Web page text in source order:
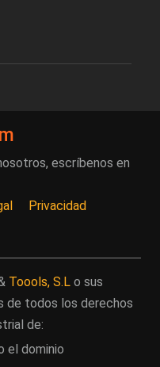
escríbenos en
Privacidad
Toools, S.L o sus
de todos los derechos
de:
el dominio